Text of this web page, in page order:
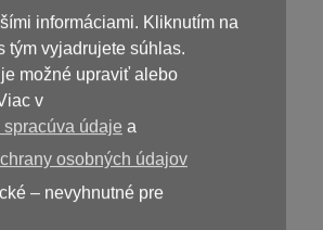
informáciami. Kliknutím na
tým vyjadrujete súhlas.
možné upraviť alebo
v
údaje a
osobných údajov
pre fungovanie
– nevyhnutné pre
39,00 €